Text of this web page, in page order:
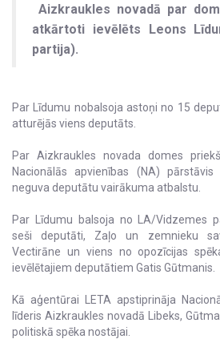
Aizkraukles novadā par
atkārtoti ievēlēts Leons
partija).
Par Līdumu nobalsoja astoņi no 15
atturējās viens deputāts.
Par Aizkraukles novada domes
Nacionālās apvienības (NA)
neguva deputātu vairākuma atbalstu.
Par Līdumu balsoja no LA/Vidzemes
seši deputāti, Zaļo un zemnieku
Vectirāne un viens no opozīcijas
ievēlētajiem deputātiem Gatis Gūtmanis.
Kā aģentūrai LETA apstiprināja
līderis Aizkraukles novadā Libeks,
politiskā spēka nostājai.